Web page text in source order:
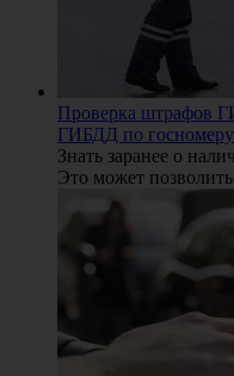
Проверка штрафов
ГИБДД по госномеру
Знать заранее о
Это может